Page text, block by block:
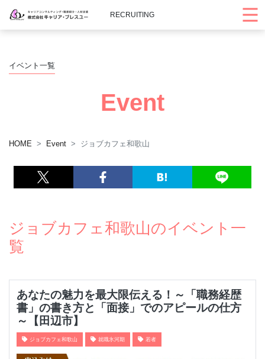
RECRUITING
イベント一覧
Event
HOME Event ジョブカフェ和歌山
ジョブカフェ和歌山のイベント一
覧
あなたの魅力を最大限伝える！～「職務経歴
書」の書き方と「面接」でのアピールの仕方
～【田辺市】
ジョブカフェ和歌山 就職氷河期 若者